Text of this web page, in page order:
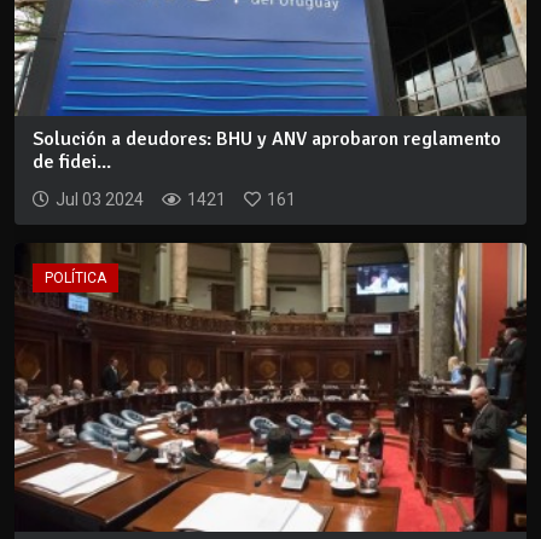
Solución a deudores: BHU y ANV aprobaron reglamento
de fidei...
Jul 03 2024 1421 161
POLÍTICA